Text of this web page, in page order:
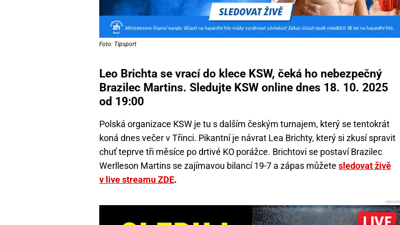
Foto: Tipsport
Leo Brichta se vrací do klece KSW, čeká ho nebezpečný
Brazilec Martins. Sledujte KSW online dnes 18. 10. 2025
od 19:00
Polská organizace KSW je tu s dalším českým turnajem, který se tentokrát
koná dnes večer v Třinci. Pikantní je návrat Lea Brichty, který si zkusí spravit
chuť teprve tři měsíce po drtivé KO porážce. Brichtovi se postaví Brazilec
Werlleson Martins se zajímavou bilancí 19-7 a zápas můžete sledovat živě
v live streamu ZDE.